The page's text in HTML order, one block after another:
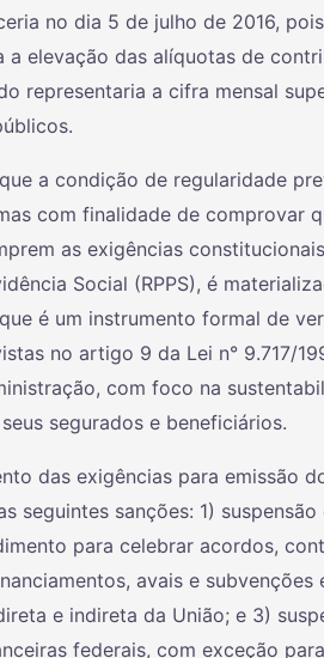
no dia 5 de julho de 2016,
a elevação das alíquotas de
representaria a cifra mensal
a condição de regularidade
com finalidade de comprovar
as exigências
Social (RPPS), é
é um instrumento formal de
no artigo 9 da Lei n° 9.717/
com foco na
segurados e beneficiários.
das exigências para emissão
seguintes sanções: 1)
para celebrar acordos,
avais e
e indireta da União; e 3)
federais, com exceção